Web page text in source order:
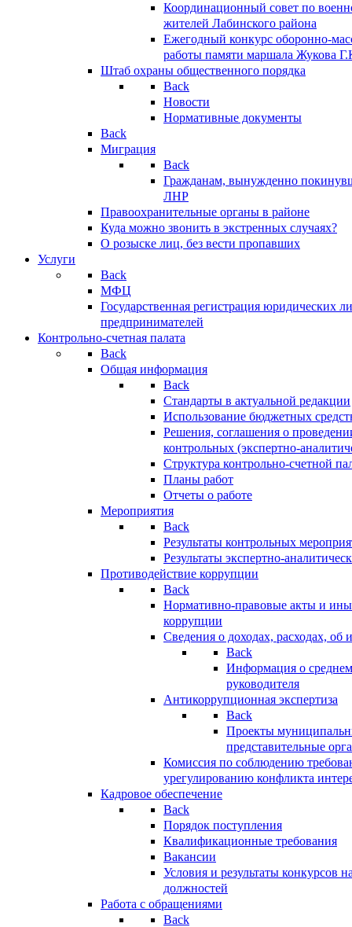
Координационный совет по
жителей Лабинского района
Ежегодный конкурс оборонно-
работы памяти маршала Жукова
Штаб охраны общественного порядка
Back
Новости
Нормативные документы
Back
Миграция
Back
Гражданам, вынужденно
ЛНР
Правоохранительные органы в районе
Куда можно звонить в экстренных случаях?
О розыске лиц, без вести пропавших
Услуги
Back
МФЦ
Государственная регистрация юридических
предпринимателей
Контрольно-счетная палата
Back
Общая информация
Back
Стандарты в актуальной редакции
Использование бюджетных
Решения, соглашения о
контрольных (экспертно-
Структура контрольно-счетной
Планы работ
Отчеты о работе
Мероприятия
Back
Результаты контрольных
Результаты экспертно-
Противодействие коррупции
Back
Нормативно-правовые акты и
коррупции
Сведения о доходах, расходах, об
Back
Информация о
руководителя
Антикоррупционная экспертиза
Back
Проекты
представительные
Комиссия по соблюдению
урегулированию конфликта
Кадровое обеспечение
Back
Порядок поступления
Квалификационные требования
Вакансии
Условия и результаты конкурсов
должностей
Работа с обращениями
Back